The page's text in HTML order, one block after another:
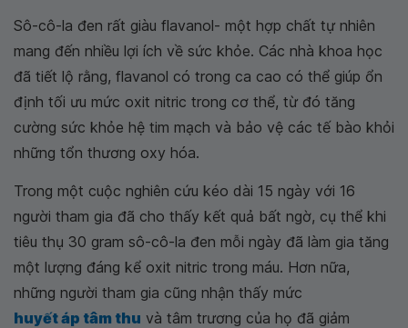
Sô-cô-la đen rất giàu flavanol- một hợp chất tự nhiên
mang đến nhiều lợi ích về sức khỏe. Các nhà khoa học
đã tiết lộ rằng, flavanol có trong ca cao có thể giúp ổn
định tối ưu mức oxit nitric trong cơ thể, từ đó tăng
cường sức khỏe hệ tim mạch và bảo vệ các tế bào khỏi
những tổn thương oxy hóa.
Trong một cuộc nghiên cứu kéo dài 15 ngày với 16
người tham gia đã cho thấy kết quả bất ngờ, cụ thể khi
tiêu thụ 30 gram sô-cô-la đen mỗi ngày đã làm gia tăng
một lượng đáng kể oxit nitric trong máu. Hơn nữa,
những người tham gia cũng nhận thấy mức
huyết áp tâm thu và tâm trương của họ đã giảm